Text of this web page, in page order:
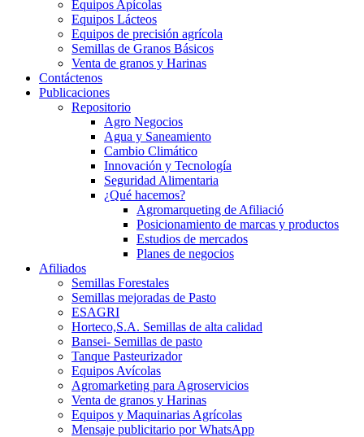
Equipos Apícolas
Equipos Lácteos
Equipos de precisión agrícola
Semillas de Granos Básicos
Venta de granos y Harinas
Contáctenos
Publicaciones
Repositorio
Agro Negocios
Agua y Saneamiento
Cambio Climático
Innovación y Tecnología
Seguridad Alimentaria
¿Qué hacemos?
Agromarqueting de Afiliació
Posicionamiento de marcas y productos
Estudios de mercados
Planes de negocios
Afiliados
Semillas Forestales
Semillas mejoradas de Pasto
ESAGRI
Horteco,S.A. Semillas de alta calidad
Bansei- Semillas de pasto
Tanque Pasteurizador
Equipos Avícolas
Agromarketing para Agroservicios
Venta de granos y Harinas
Equipos y Maquinarias Agrícolas
Mensaje publicitario por WhatsApp